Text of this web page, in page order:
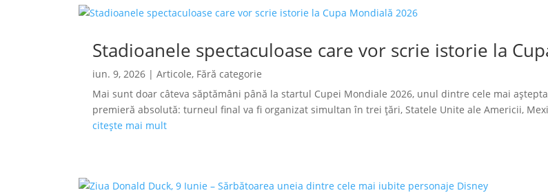
Stadioanele spectaculoase care vor scrie istorie la
iun. 9, 2026 |Articole, Fără categorie
Mai sunt doar câteva săptămâni până la startul Cupei Mondiale 2026, unul dintre cele mai
premieră absolută: turneul final va fi organizat simultan în trei țări, Statele Unite ale Americii,
citește mai mult